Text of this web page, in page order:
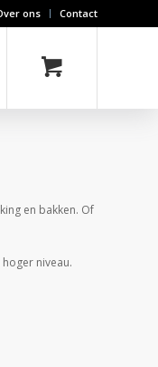
ons Contact
en bakken. Of
niveau.